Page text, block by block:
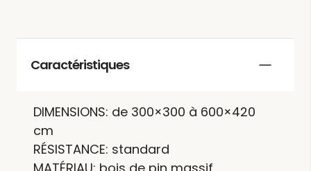
Caractéristiques
DIMENSIONS: de 300×300 à 600×420
cm
RÉSISTANCE: standard